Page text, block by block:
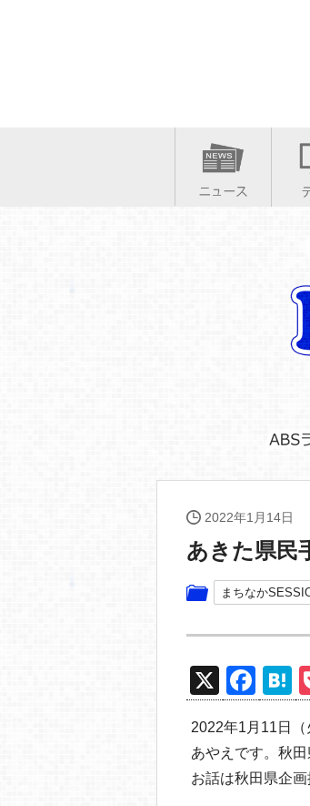
2022年1月14日
あきた県民
まちなか
X
F
a
c
e
e
n
2022年1月11日（
あやえです。秋
お話は秋田県企